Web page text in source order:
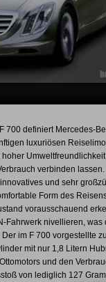
700 definiert Mercedes-
luxuriösen
verbinden
und sehr
Form des
vorausschauend
Fahrwerk nivellieren, was
im F 700 vorgestellte
mit nur 1,8 Litern
und den
von lediglich 127